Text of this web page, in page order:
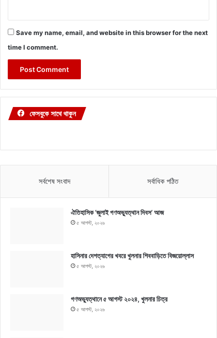
Save my name, email, and website in this browser for the next
time I comment.
ফেসবুকে সাথে থাকুন
সর্বশেষ সংবাদ সর্বাধিক পঠিত
ঐতিহাসিক ‘জুলাই গণঅভ্যুত্থান দিবস’ আজ
৫ আগস্ট, ২০২৬
হাসিনার দেশত্যাগের খবরে খুলনার শিববাড়িতে বিজয়োল্লাস
৫ আগস্ট, ২০২৬
গণঅভ্যুত্থানে ৫ আগস্ট ২০২৪, খুলনার চিত্র
৫ আগস্ট, ২০২৬